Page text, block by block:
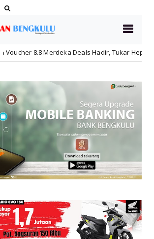
Deals Hadir, Tukar Hepigo Poin Jadi Diskon